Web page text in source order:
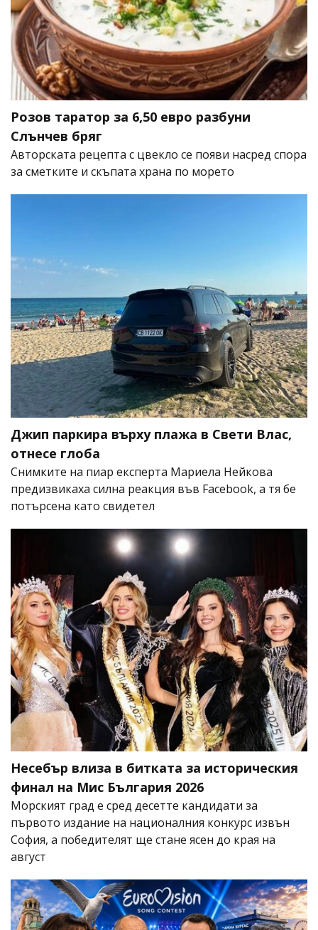
Розов таратор за 6,50 евро разбуни
Слънчев бряг
Авторската рецепта с цвекло се появи насред спора
за сметките и скъпата храна по морето
Джип паркира върху плажа в Свети Влас,
отнесе глоба
Снимките на пиар експерта Мариела Нейкова
предизвикаха силна реакция във Facebook, а тя бе
потърсена като свидетел
Несебър влиза в битката за историческия
финал на Мис България 2026
Морският град е сред десетте кандидати за
първото издание на националния конкурс извън
София, а победителят ще стане ясен до края на
август